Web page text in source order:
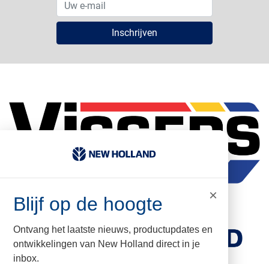
Inschrijven
×
Blijf op de hoogte
Ontvang het laatste nieuws, productupdates en
ontwikkelingen van New Holland direct in je
inbox.